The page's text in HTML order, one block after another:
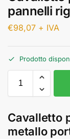
pannelli
€98,07 + IVA
Prodotto
Cavalletto
metallo